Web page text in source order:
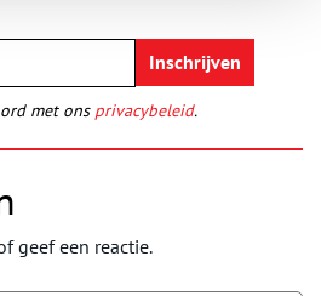
met ons privacybeleid.
geef een reactie.